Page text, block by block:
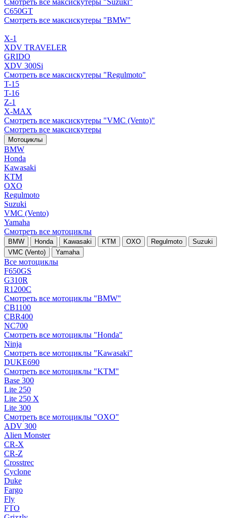
Смотреть все максискутеры "Suzuki"
C650GT
Смотреть все максискутеры "BMW"
X-1
XDV TRAVELER
GRIDO
XDV 300Si
Смотреть все максискутеры "Regulmoto"
T-15
T-16
Z-1
X-MAX
Смотреть все максискутеры "VMC (Vento)"
Смотреть все максискутеры
Мотоциклы
BMW
Honda
Kawasaki
KTM
OXO
Regulmoto
Suzuki
VMC (Vento)
Yamaha
Смотреть все мотоциклы
BMW Honda Kawasaki KTM OXO Regulmoto
Suzuki
VMC (Vento)
Yamaha
Все мотоциклы
F650GS
G310R
R1200C
Смотреть все мотоциклы "BMW"
CB1100
CBR400
NC700
Смотреть все мотоциклы "Honda"
Ninja
Смотреть все мотоциклы "Kawasaki"
DUKE690
Смотреть все мотоциклы "KTM"
Base 300
Lite 250
Lite 250 X
Lite 300
Смотреть все мотоциклы "OXO"
ADV 300
Alien Monster
CR-X
CR-Z
Crosstrec
Cyclone
Duke
Fargo
Fly
FTO